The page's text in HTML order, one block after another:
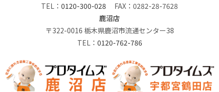
TEL： 0120-300-028 FAX：0282-28-7628
鹿沼店
〒322-0016 栃木県鹿沼市流通センター38
TEL： 0120-762-786